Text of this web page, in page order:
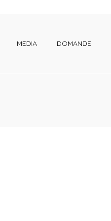
MEDIA DOMANDE